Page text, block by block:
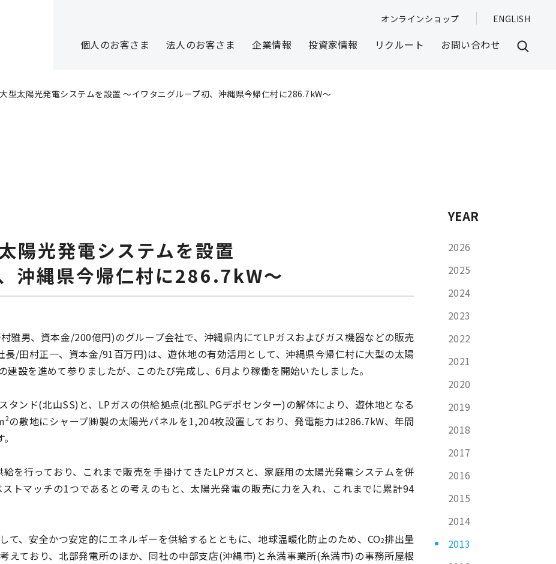
個人のお客さま 法人のお客さま 企業情報 投資家情報 リクルート お問い合わせ
オンラインショップ ENGLISH
型太陽光発電システムを設置 ～イワタニグループ初、沖縄県今帰仁村に286.7kW～
YEAR
2026
2025
2024
2023
2022
2021
2020
2019
2018
2017
2016
2015
2014
2013
陽光発電システムを設置
沖縄県今帰仁村に286.7kW～
雅男、資本金/200億円)のグループ会社で、沖縄県内にてLPガスおよびガス機器などの販売
/田村正一、資本金/91百万円)は、遊休地の有効活用として、沖縄県今帰仁村に大型の太陽
設を進めて参りましたが、このたび完成し、6月より稼働を開始いたしました。
タンド(北山SS)と、LPガスの供給拠点(北部LPGデポセンター)の解体により、遊休地となる
2の敷地にシャープ㈱製の太陽光パネルを1,204枚設置しており、発電能力は286.7kW、年間
を行っており、これまで販売を手掛けてきたLPガスと、家庭用の太陽光発電システムを併
トマッチの1つであるとの考えのもと、太陽光発電の販売に力を入れ、これまでに累計94
て、安全かつ安定的にエネルギーを供給するとともに、地球温暖化防止のため、CO2排出量
えており、北部発電所のほか、同社の中部支店(沖縄市)と糸満事業所(糸満市)の事務所屋根